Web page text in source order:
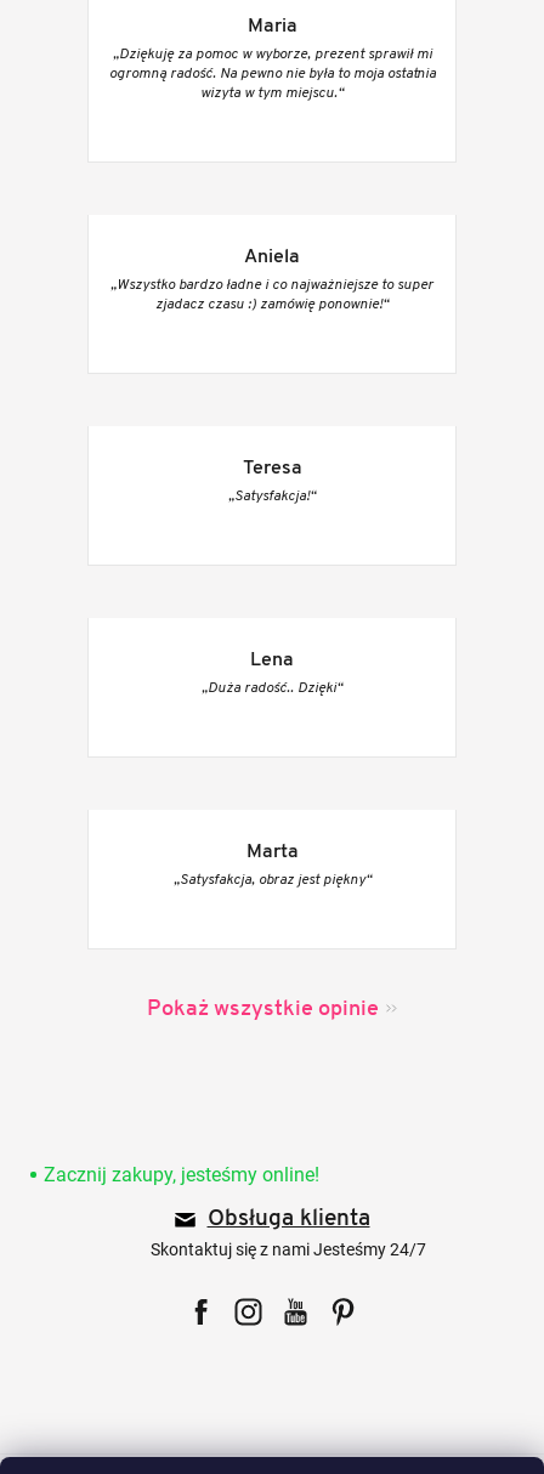
Maria
„Dziękuję za pomoc w wyborze, prezent sprawił mi
ogromną radość. Na pewno nie była to moja ostatnia
wizyta w tym miejscu.“
Aniela
„Wszystko bardzo ładne i co najważniejsze to super
zjadacz czasu :) zamówię ponownie!“
Teresa
„Satysfakcja!“
Lena
„Duża radość.. Dzięki“
Marta
„Satysfakcja, obraz jest piękny“
Pokaż wszystkie opinie
Zacznij zakupy, jesteśmy online!
Obsługa klienta
Skontaktuj się z nami Jesteśmy 24/7